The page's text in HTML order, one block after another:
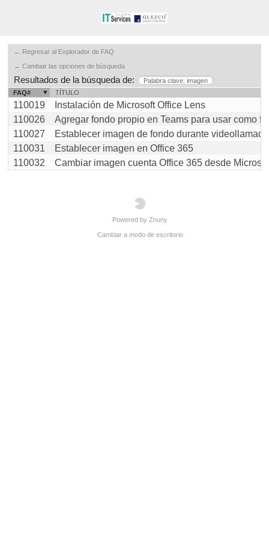
← Regresar al Explorador de FAQ
← Cambiar las opciones de búsqueda
Resultados de la búsqueda de:
Palabra clave: imagen
FAQ#
TÍTULO
110019
Instalación de Microsoft Office Lens
110026
Agregar fondo propio en Teams para usar como
110027
Establecer imagen de fondo durante
110031
Establecer imagen en Office 365
110032
Cambiar imagen cuenta Office 365 desde
Powered by Znuny
Cambiar a modo de escritorio